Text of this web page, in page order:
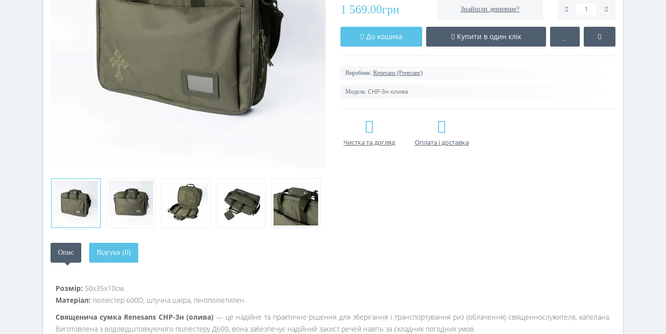
1 569.00грн Знайшли дешевше?
До кошика Купити в один клік
Виробник: Renesans (Ренесанс)
Модель: СНР-3н олива
Чистка та догляд Оплата і доставка
Опис Відгуки (0)
Розмір: 50х35х10см.
Матеріал: поліестер 600D, штучна шкіра, пінополіетилен.
Священича сумка Renesans СНР-3н (олива) — це надійне та практичне рішення для зберігання і транспортування риз (облачення) священнослужителя, капелана.
Виготовлена з водовідштовхуючого поліестеру Д600, вона забезпечує надійний захист речей навіть за складних погодних умов.